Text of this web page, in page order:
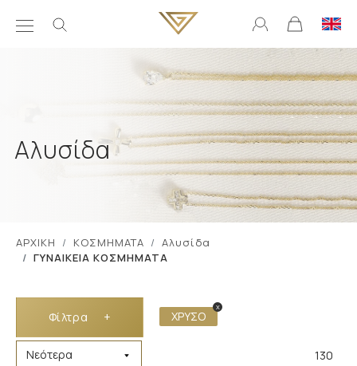
Αλυσίδα
ΑΡΧΙΚΗ ΚΟΣΜΗΜΑΤΑ
Αλυσίδα
ΓΥΝΑΙΚΕΙΑ ΚΟΣΜΗΜΑΤΑ
Φίλτρα + ΧΡΥΣΟ
x
130